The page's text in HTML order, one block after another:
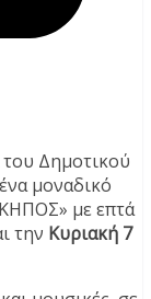
Δημοτικού
μοναδικό
με επτά
την Κυριακή 7